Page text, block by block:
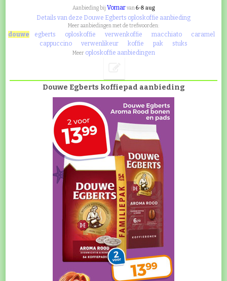
Aanbieding bij Vomarvan6-8 aug
Details van deze Douwe Egberts oploskoffie aanbieding
Meer aanbiedingen met de trefwoorden:
douwe egberts oploskoffie verwenkoffie macchiato
caramel
cappuccino
verwenlikeur koffie pak stuks
Meer oploskoffie aanbiedingen
Douwe Egberts koffiepad aanbieding